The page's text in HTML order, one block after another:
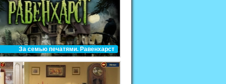
За семью печатями. Равенхарст